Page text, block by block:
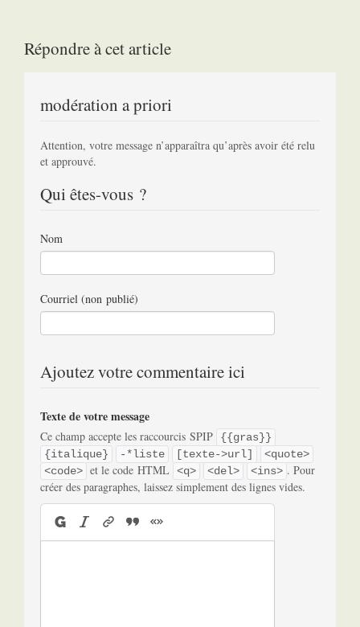
Répondre à cet article
modération a priori
Attention, votre message n’apparaîtra qu’après avoir été relu
et approuvé.
Qui êtes-vous ?
Nom
Courriel (non publié)
Ajoutez votre commentaire ici
Texte de votre message
Ce champ accepte les raccourcis SPIP
{{gras}}
{italique}
-*liste [texte->url]
<quote>
<code> et le code HTML <q> <del> <ins> . Pour
créer des paragraphes, laissez simplement des lignes vides.